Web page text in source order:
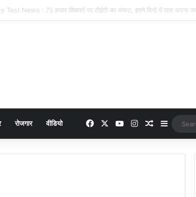
पेट्रोल पंप पर फर्जी ऑनलाइन पेमेंट दिखाकर ठगी करने वाला युवक
रोजगार वीडियो FacebookYouTubeInstagramRandom
Sidebar